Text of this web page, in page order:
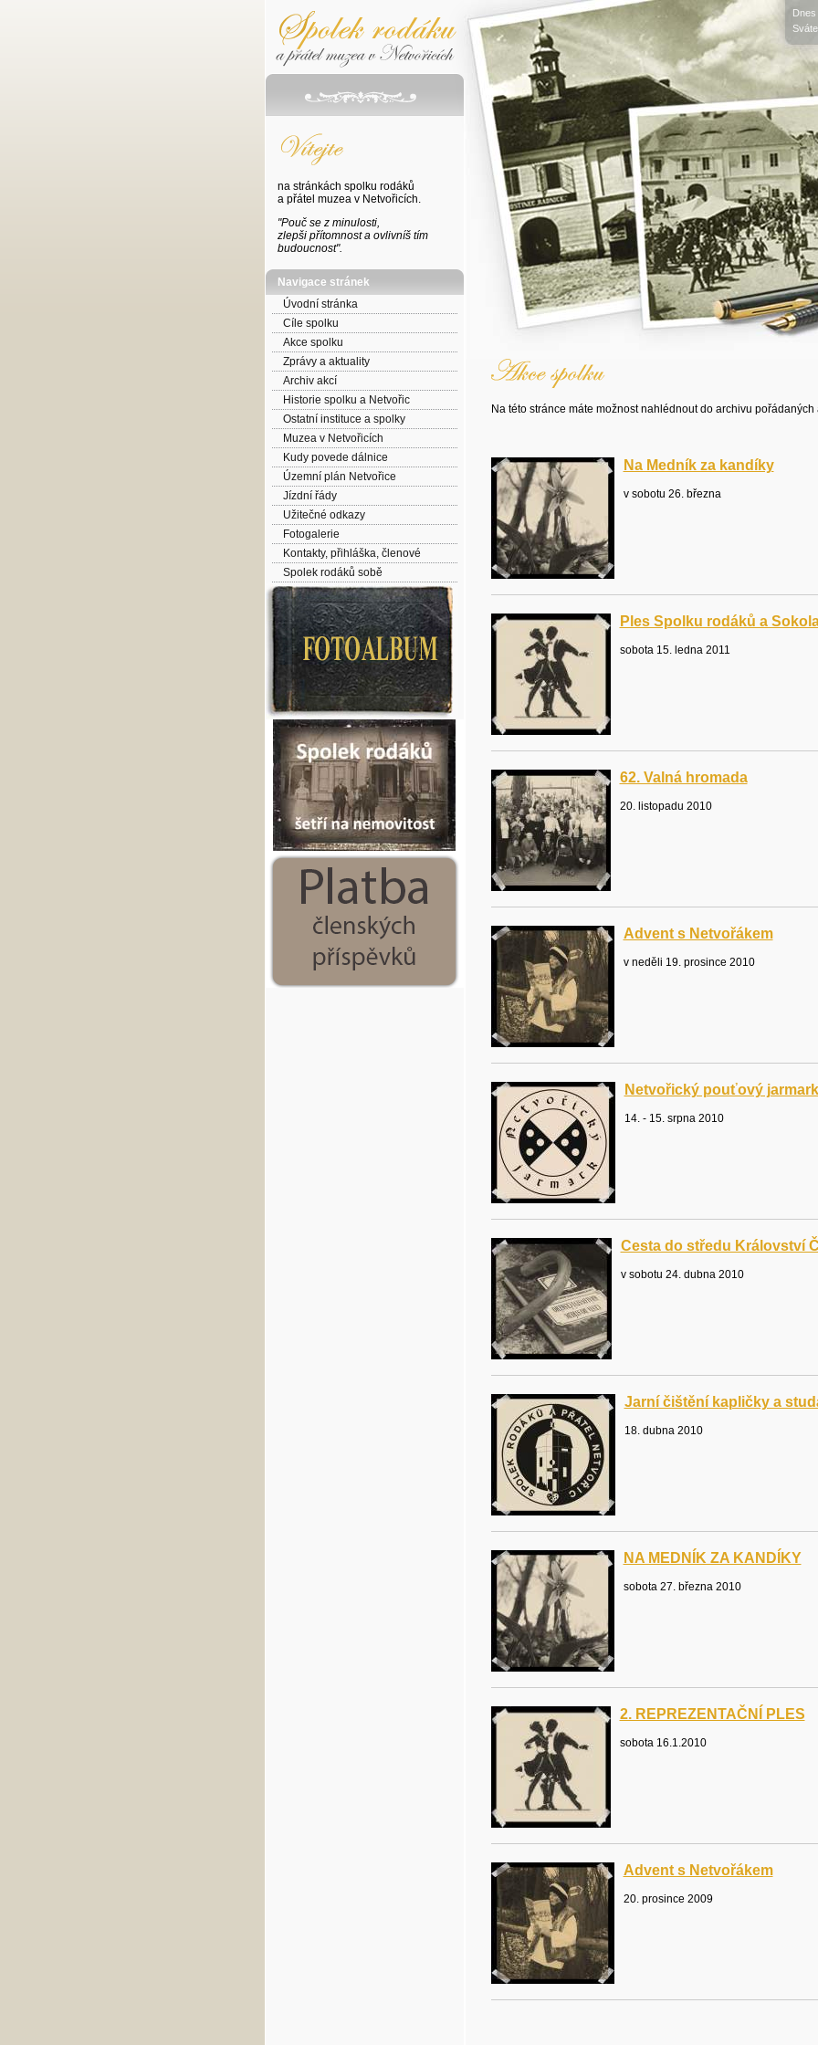
na stránkách spolku rodáků
a přátel muzea v Netvořicích.
"Pouč se z minulosti,
zlepši přítomnost a ovlivníš tím
budoucnost".
Navigace stránek
Úvodní stránka
Cíle spolku
Akce spolku
Zprávy a aktuality
Archiv akcí
Historie spolku a Netvořic
Ostatní instituce a spolky
Muzea v Netvořicích
Kudy povede dálnice
Územní plán Netvořice
Jízdní řády
Užitečné odkazy
Fotogalerie
Kontakty, přihláška, členové
Spolek rodáků sobě
Na této stránce máte možnost nahlédnout do archivu
Na Medník za kandíky
v sobotu 26. března
Ples Spolku rodáků a
sobota 15. ledna 2011
62. Valná hromada
20. listopadu 2010
Advent s Netvořákem
v neděli 19. prosince 2010
Netvořický pouťový jarmark
14. - 15. srpna 2010
Cesta do středu Království
v sobotu 24. dubna 2010
Jarní čištění kapličky a
18. dubna 2010
NA MEDNÍK ZA KANDÍKY
sobota 27. března 2010
2. REPREZENTAČNÍ PLES
sobota 16.1.2010
Advent s Netvořákem
20. prosince 2009